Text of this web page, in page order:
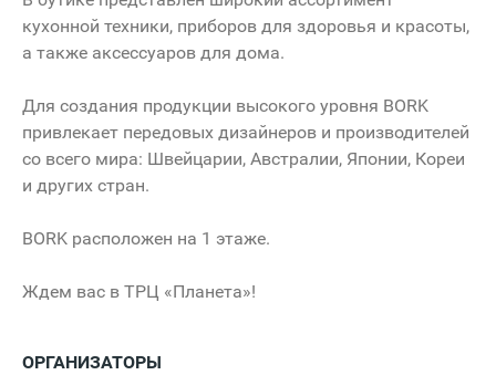
кухонной техники, приборов для здоровья и красоты,
а также аксессуаров для дома.
Для создания продукции высокого уровня BORK
привлекает передовых дизайнеров и производителей
со всего мира: Швейцарии, Австралии, Японии, Кореи
и других стран.
BORK расположен на 1 этаже.
Ждем вас в ТРЦ «Планета»!
ОРГАНИЗАТОРЫ